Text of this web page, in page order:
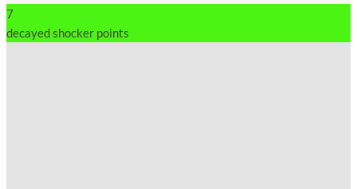
7
decayed shocker points